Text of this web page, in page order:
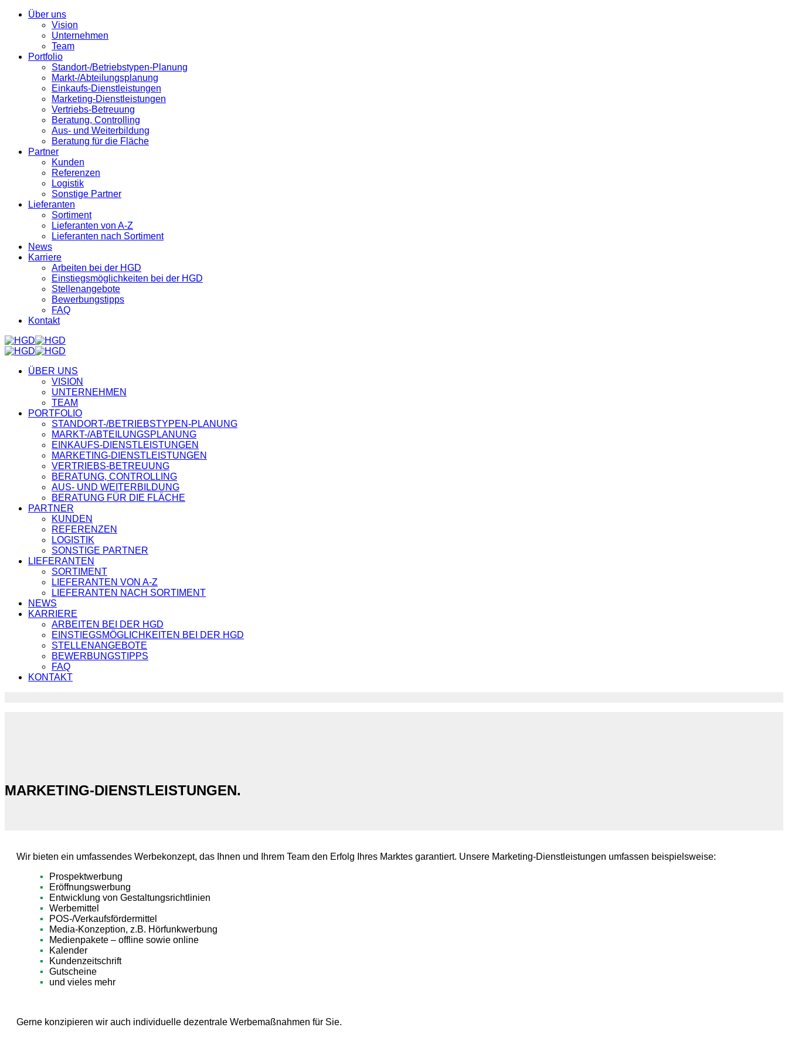
Über uns
Vision
Unternehmen
Team
Portfolio
Standort-/Betriebstypen-Planung
Markt-/Abteilungsplanung
Einkaufs-Dienstleistungen
Marketing-Dienstleistungen
Vertriebs-Betreuung
Beratung, Controlling
Aus- und Weiterbildung
Beratung für die Fläche
Partner
Kunden
Referenzen
Logistik
Sonstige Partner
Lieferanten
Sortiment
Lieferanten von A-Z
Lieferanten nach Sortiment
News
Karriere
Arbeiten bei der HGD
Einstiegsmöglichkeiten bei der HGD
Stellenangebote
Bewerbungstipps
FAQ
Kontakt
ÜBER UNS
VISION
UNTERNEHMEN
TEAM
PORTFOLIO
STANDORT-/BETRIEBSTYPEN-PLANUNG
MARKT-/ABTEILUNGSPLANUNG
EINKAUFS-DIENSTLEISTUNGEN
MARKETING-DIENSTLEISTUNGEN
VERTRIEBS-BETREUUNG
BERATUNG, CONTROLLING
AUS- UND WEITERBILDUNG
BERATUNG FÜR DIE FLÄCHE
PARTNER
KUNDEN
REFERENZEN
LOGISTIK
SONSTIGE PARTNER
LIEFERANTEN
SORTIMENT
LIEFERANTEN VON A-Z
LIEFERANTEN NACH SORTIMENT
NEWS
KARRIERE
ARBEITEN BEI DER HGD
EINSTIEGSMÖGLICHKEITEN BEI DER HGD
STELLENANGEBOTE
BEWERBUNGSTIPPS
FAQ
KONTAKT
MARKETING-DIENSTLEISTUNGEN.
Wir bieten ein umfassendes Werbekonzept, das Ihnen und Ihrem Team den Erfolg Ihres Marktes garantiert. Unsere Marketing-Dienstleistungen umfassen beispielsweise:
Prospektwerbung
Eröffnungswerbung
Entwicklung von Gestaltungsrichtlinien
Werbemittel
POS-/Verkaufsfördermittel
Media-Konzeption, z.B. Hörfunkwerbung
Medienpakete – offline sowie online
Kalender
Kundenzeitschrift
Gutscheine
und vieles mehr
Gerne konzipieren wir auch individuelle dezentrale Werbemaßnahmen für Sie.